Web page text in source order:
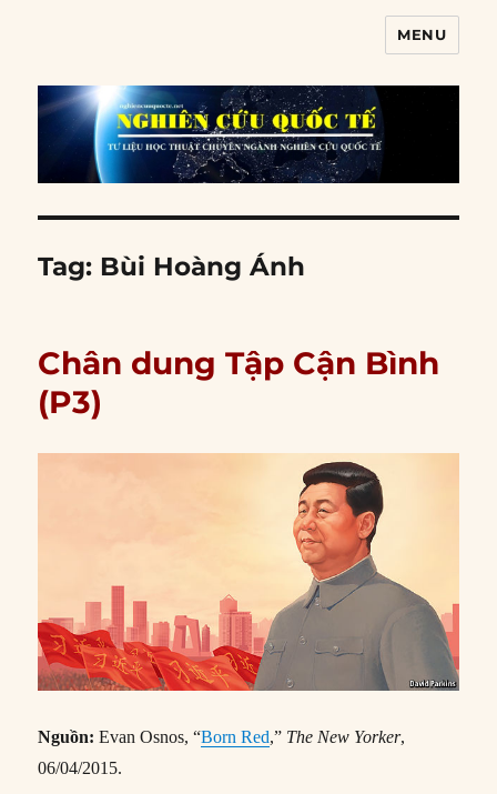
MENU
Tag: Bùi Hoàng Ánh
Chân dung Tập Cận Bình
(P3)
Nguồn: Evan Osnos, “Born Red,” The New Yorker,
06/04/2015.